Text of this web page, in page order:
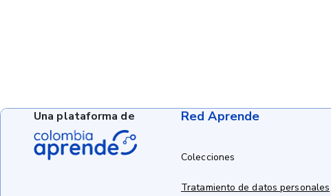
Red Aprende
Colecciones
Tratamiento de datos personales
Una plataforma de